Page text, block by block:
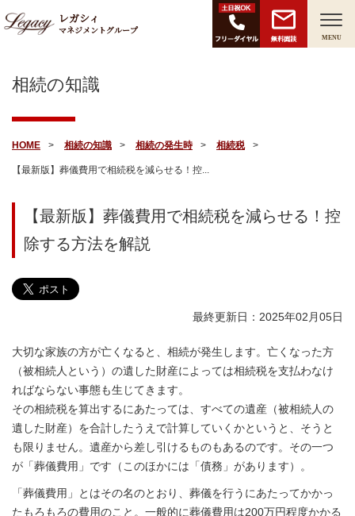
レガシィ
マネジメントグループ
無料面談 MENU
相続の知識
HOME 相続の知識 相続の発生時 相続税
【最新版】葬儀費用で相続税を減らせる！控...
【最新版】葬儀費用で相続税を減らせる！控
除する方法を解説
最終更新日：2025年02月05日
大切な家族の方が亡くなると、相続が発生します。亡くなった方
（被相続人という）の遺した財産によっては相続税を支払わなけ
ればならない事態も生じてきます。
その相続税を算出するにあたっては、すべての遺産（被相続人の
遺した財産）を合計したうえで計算していくかというと、そうと
も限りません。遺産から差し引けるものもあるのです。その一つ
が「葬儀費用」です（このほかには「債務」があります）。
「葬儀費用」とはその名のとおり、葬儀を行うにあたってかかっ
たもろもろの費用のこと。一般的に葬儀費用は200万円程度かかる